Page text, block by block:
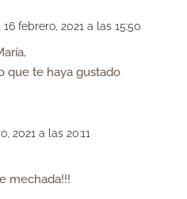
16 febrero, 2021 a las 15:50
que te haya gustado
2021 a las 20:11
mechada!!!